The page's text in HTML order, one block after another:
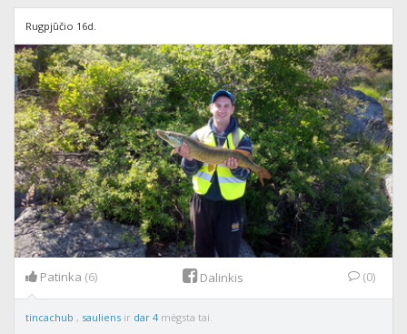
Rugpjūčio 16d.
Patinka (6) Dalinkis (0)
tincachub , sauliens ir dar 4mėgsta tai.